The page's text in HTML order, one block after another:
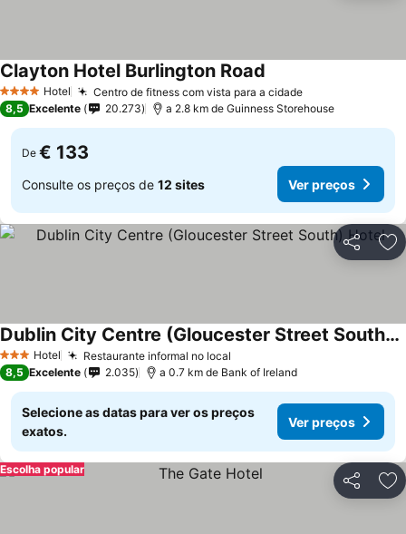
4 EstrelasHotel Centro de fitness com vista para a cidade
Clayton Hotel Burlington Road
8,5 Excelente 20.273 a 2.8 km de Guinness Storehouse
De € 133
Consulte os preços de 12 sites Ver preços
Partilhar
3 EstrelasHotel Restaurante informal no local
Dublin City Centre (Gloucester Street South) Hotel
8,5 Excelente 2.035 a 0.7 km de Bank of Ireland
Selecione as datas para ver os preços
exatos.
Ver preços
Partilhar
Escolha popular